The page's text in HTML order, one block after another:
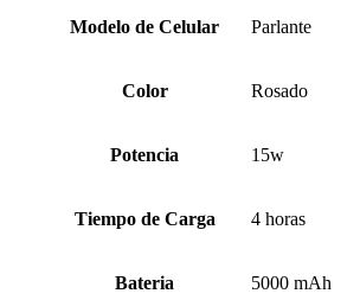
Modelo de Celular Parlante
Color Rosado
Potencia 15w
Tiempo de Carga 4 horas
Bateria 5000 mAh